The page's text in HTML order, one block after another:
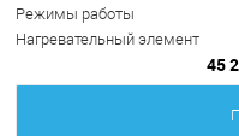
Режимы работы
Нагревательный элемент
45